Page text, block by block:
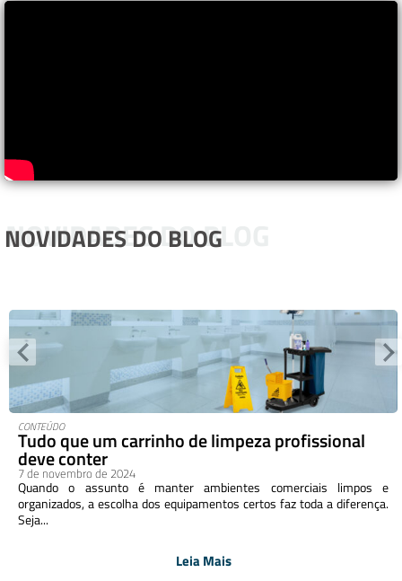
NOVIDADES DO BLOG
NOVIDADES DO BLOG
CONTEÚDO
Tudo que um carrinho de limpeza profissional
deve conter
7 de novembro de 2024
Quando o assunto é manter ambientes comerciais limpos e
organizados, a escolha dos equipamentos certos faz toda a diferença.
Seja...
Leia Mais